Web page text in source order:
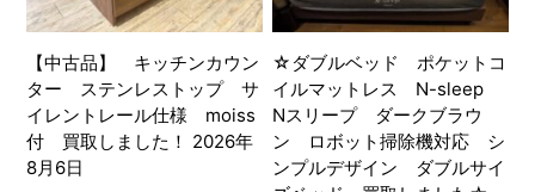
【中古品】 キッチンカウン
ター ステンレストップ サ
イレントレール仕様 moiss
付 買取しました！ 2026年
8月6日
☆ダブルベッド ポケットコ
イルマットレス N-sleep
Nスリープ ダークブラウ
ン ロボット掃除機対応 シ
ンプルデザイン ダブルサイ